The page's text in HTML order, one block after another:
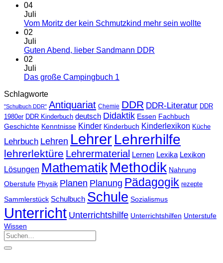
04
Juli
Vom Moritz der kein Schmutzkind mehr sein wollte
02
Juli
Guten Abend, lieber Sandmann DDR
02
Juli
Das große Campingbuch 1
Schlagworte
"Schulbuch DDR" Antiquariat Chemie DDR DDR-Literatur DDR
1980er DDR Kinderbuch deutsch Didaktik Essen Fachbuch
Geschichte Kenntnisse Kinder Kinderbuch Kinderlexikon Küche
Lehrbuch Lehren LehrerLehrerhilfe
lehrerlektüre Lehrermaterial Lernen Lexika Lexikon
Lösungen Mathematik Methodik Nahrung
Oberstufe Physik Planen Planung Pädagogik rezepte
Sammlerstück Schulbuch Schule Sozialismus
Unterricht Unterrichtshilfe Unterrichtshilfen Unterstufe
Wissen
Suchen
nach: